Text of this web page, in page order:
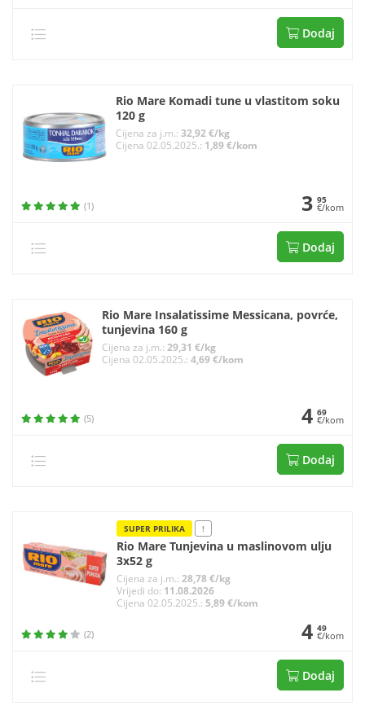
Dodaj
Rio Mare Komadi tune u vlastitom soku
120 g
Cijena za j.m.:32,92 €/kg
Cijena 02.05.2025.: 1,89 €/kom
(1) 3 95
€/kom
Dodaj
Rio Mare Insalatissime Messicana, povrće,
tunjevina 160 g
Cijena za j.m.:29,31 €/kg
Cijena 02.05.2025.:4,69 €/kom
(5) 4 69
€/kom
Dodaj
SUPER PRILIKA !
Rio Mare Tunjevina u maslinovom ulju
3x52 g
Cijena za j.m.:28,78 €/kg
Vrijedi do: 11.08.2026
Cijena 02.05.2025.:5,89 €/kom
(2) 4 49
€/kom
Dodaj